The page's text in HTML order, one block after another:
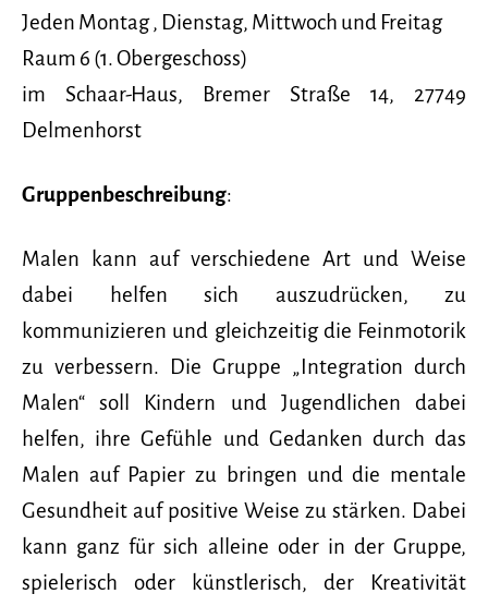
Jeden Montag , Dienstag, Mittwoch und Freitag
Raum 6 (1. Obergeschoss)
im Schaar-Haus, Bremer Straße 14, 27749
Delmenhorst
Gruppenbeschreibung:
Malen kann auf verschiedene Art und Weise
dabei helfen sich auszudrücken, zu
kommunizieren und gleichzeitig die Feinmotorik
zu verbessern. Die Gruppe „Integration durch
Malen“ soll Kindern und Jugendlichen dabei
helfen, ihre Gefühle und Gedanken durch das
Malen auf Papier zu bringen und die mentale
Gesundheit auf positive Weise zu stärken. Dabei
kann ganz für sich alleine oder in der Gruppe,
spielerisch oder künstlerisch, der Kreativität